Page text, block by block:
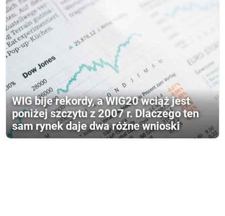
WIG bije rekordy, a WIG20 wciąż jest
poniżej szczytu z 2007 r. Dlaczego ten
sam rynek daje dwa różne wnioski